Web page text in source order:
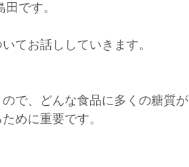
です。
てお話ししていきます。
で、どんな食品に多くの糖質が
めに重要です。